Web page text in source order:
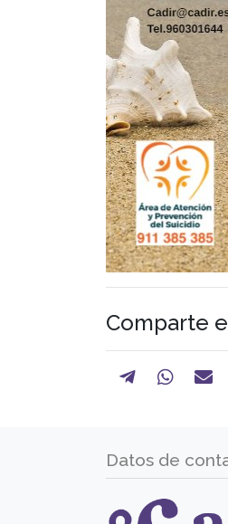
Comparte
Datos de